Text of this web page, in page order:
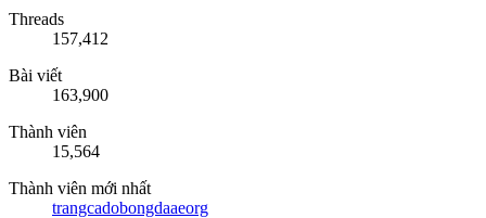
Threads
157,412
Bài viết
163,900
Thành viên
15,564
Thành viên mới nhất
trangcadobongdaaeorg